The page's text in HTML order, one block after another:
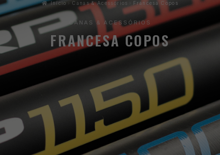
Início Canas & Acessórios Francesa Copos
CANAS & ACESSÓRIOS
FRANCESA COPOS